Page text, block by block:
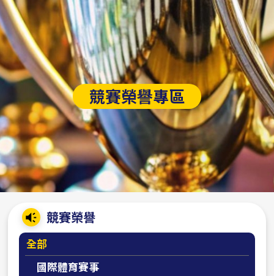
競賽榮譽專區
競賽榮譽
全部
國際體育賽事